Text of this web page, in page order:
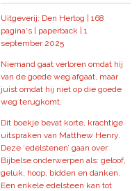
Uitgeverij: Den Hertog | 168
pagina's | paperback | 1
september 2025
Niemand gaat verloren omdat hij
van de goede weg afgaat, maar
juist omdat hij niet op die goede
weg terugkomt.
Dit boekje bevat korte, krachtige
uitspraken van Matthew Henry.
Deze ‘edelstenen’ gaan over
Bijbelse onderwerpen als: geloof,
geluk, hoop, bidden en danken.
Een enkele edelsteen kan tot